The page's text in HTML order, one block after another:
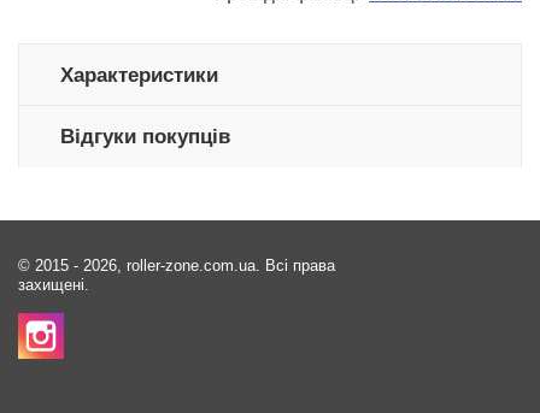
Характеристики
Відгуки покупців
© 2015 - 2026, roller-zone.com.ua. Всі права
захищені.